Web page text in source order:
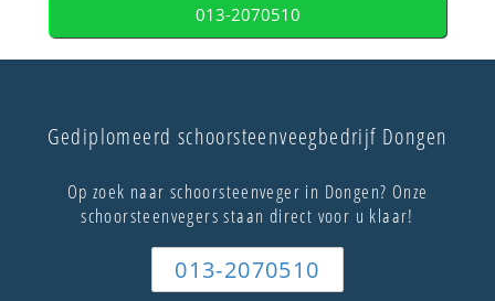
013-2070510
Gediplomeerd schoorsteenveegbedrijf Dongen
Op zoek naar schoorsteenveger in Dongen? Onze
schoorsteenvegers staan direct voor u klaar!
013-2070510